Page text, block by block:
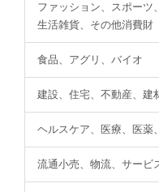
ファッション、スポーツ
生活雑貨、その他消費財
食品、アグリ、バイオ
建設、住宅、不動産、建
ヘルスケア、医療、医薬
流通小売、物流、サービ